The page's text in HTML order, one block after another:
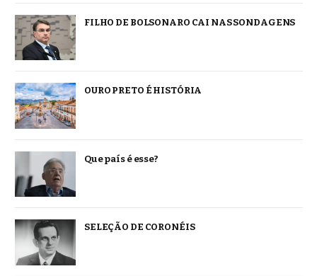
FILHO DE BOLSONARO CAI NAS SONDAGENS
OURO PRETO É HISTÓRIA
Que país é esse?
SELEÇÃO DE CORONÉIS